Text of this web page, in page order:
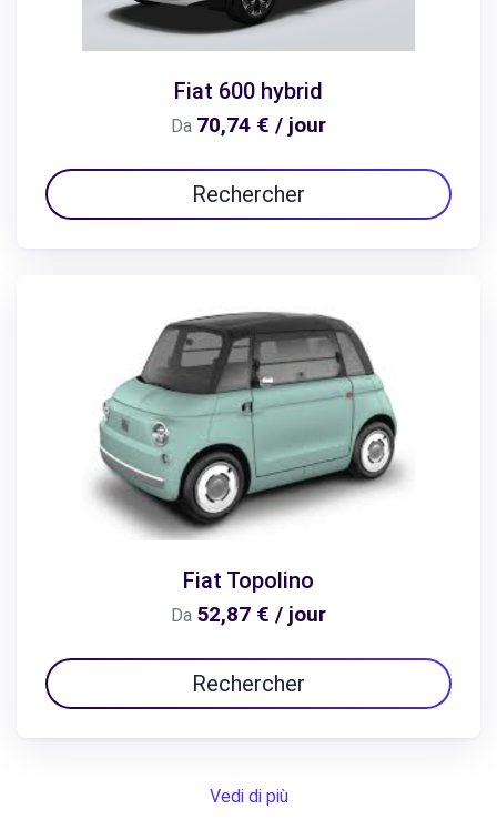
Fiat 600 hybrid
Da 70,74 € / jour
Rechercher
Fiat Topolino
Da 52,87 € / jour
Rechercher
Vedi di più